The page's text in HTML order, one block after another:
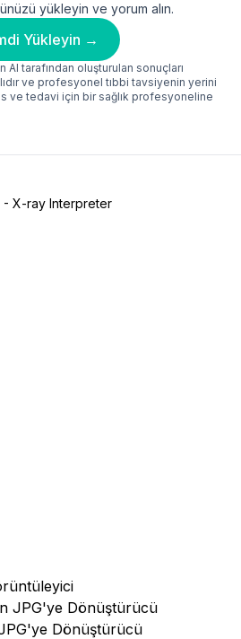
yükleyin ve yorum alın.
Yükleyin →
AI tarafından oluşturulan sonuçları
ve profesyonel tıbbi tavsiyenin yerini
ve tedavi için bir sağlık profesyoneline
- X-ray Interpreter
JPG'ye Dönüştürücü
Dönüştürücü